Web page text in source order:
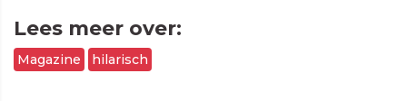
Lees meer over:
Magazine hilarisch